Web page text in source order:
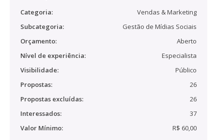
Categoria:
Vendas & Marketing
Subcategoria:
Gestão de Mídias Sociais
Orçamento:
Aberto
Nível de experiência:
Especialista
Visibilidade:
Público
Propostas:
26
Propostas excluídas:
26
Interessados:
37
Valor Mínimo:
R$ 60,00